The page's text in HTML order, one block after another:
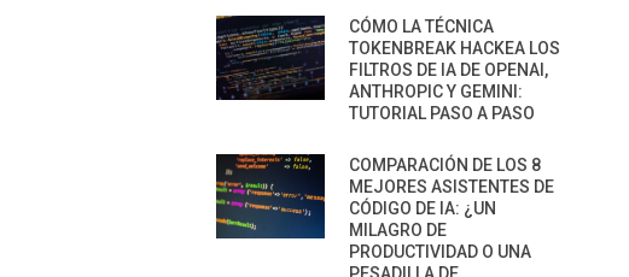
CÓMO LA TÉCNICA
TOKENBREAK HACKEA LOS
FILTROS DE IA DE OPENAI,
ANTHROPIC Y GEMINI:
TUTORIAL PASO A PASO
COMPARACIÓN DE LOS 8
MEJORES ASISTENTES DE
CÓDIGO DE IA: ¿UN
MILAGRO DE
PRODUCTIVIDAD O UNA